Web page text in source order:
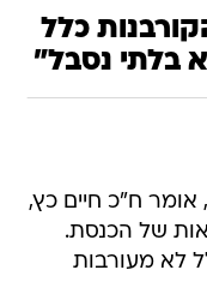
כלל
בלתי נסבל"
ח"כ חיים כץ,
של הכנסת.
לא מעורבות